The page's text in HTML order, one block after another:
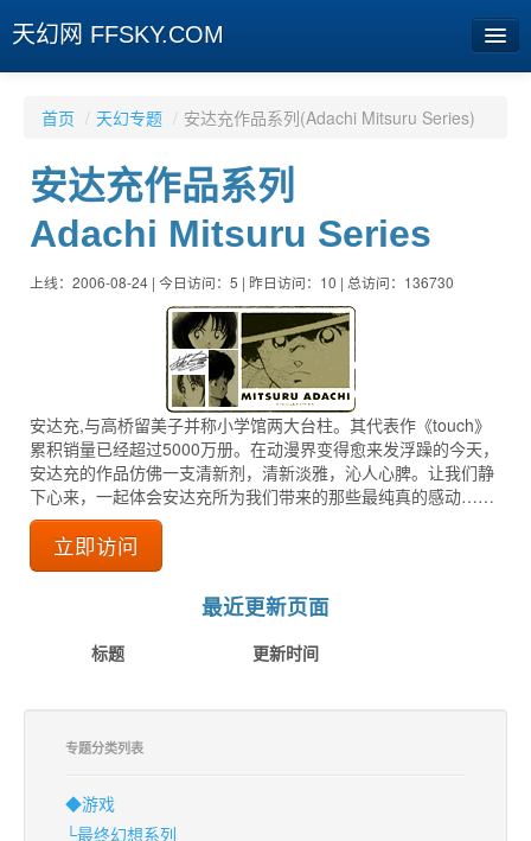
天幻网 FFSKY.COM
周边
旧版临时
[登陆] [注册]
首页 / 天幻专题 / 安达充作品系列(Adachi Mitsuru Series)
安达充作品系列
Adachi Mitsuru Series
上线：2006-08-24 | 今日访问：5 | 昨日访问：10 | 总访问：136730
安达充,与高桥留美子并称小学馆两大台柱。其代表作《touch》
累积销量已经超过5000万册。在动漫界变得愈来发浮躁的今天，
安达充的作品仿佛一支清新剂，清新淡雅，沁人心脾。让我们静
下心来，一起体会安达充所为我们带来的那些最纯真的感动……
立即访问
最近更新页面
标题
更新时间
专题分类列表
◆游戏
└最终幻想系列